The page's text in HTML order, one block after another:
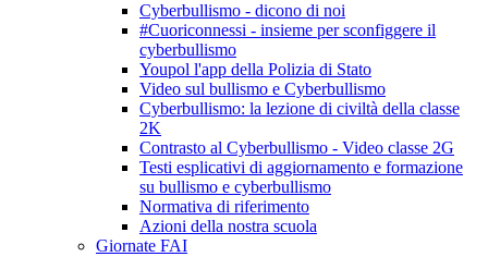
Cyberbullismo - dicono di noi
#Cuoriconnessi - insieme per sconfiggere il
cyberbullismo
Youpol l'app della Polizia di Stato
Video sul bullismo e Cyberbullismo
Cyberbullismo: la lezione di civiltà della classe
2K
Contrasto al Cyberbullismo - Video classe 2G
Testi esplicativi di aggiornamento e formazione
su bullismo e cyberbullismo
Normativa di riferimento
Azioni della nostra scuola
Giornate FAI